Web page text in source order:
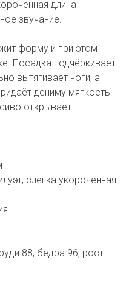
длина
звучание.
форму и при этом
Посадка подчёркивает
вытягивает ноги, а
дениму мягкость
открывает
слегка укороченная
88, бедра 96, рост